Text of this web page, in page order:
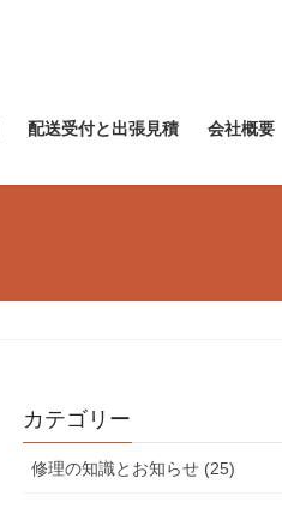
配送受付と出張見積 会社概要
カテゴリー
修理の知識とお知らせ (25)